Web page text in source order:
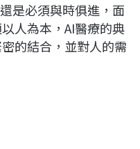
是必須與時俱進，面
人為本，AI醫療的典
的結合，並對人的需